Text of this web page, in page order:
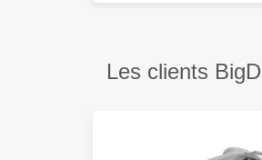
Les clients